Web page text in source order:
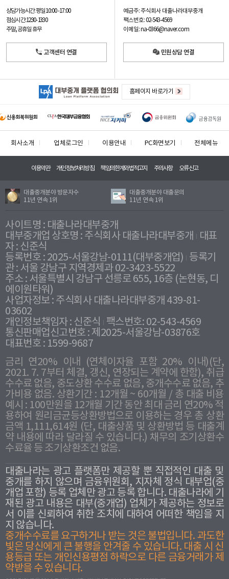
상담가능시간: 평일10:00 -17:00
점심시간: 12:30 - 13:30
주말, 공휴일 휴무
고객센터 연결
예금주: 주식회사 대출나라대부중개
팩스번호: 02-543-4569
이메일: na-0366@naver.com
민원상담 연결
홈페이지 바로가기
회사소개 업체로그인 이용안내 PC화면보기 전체메뉴
이용약관 개인정보처리방침 책임의한계와법적고지 주의사항 오류신고
대출중개분야 방문자수
11년 연속 1위
대출중개분야 대출문의
11년 연속 1위
사이트명 : 대출나라대부중개
대부중개업 상호명 : 주식회사 대출나라대부중개
대표
자 : 신준식
등록번호 : 2025-서울강남-0111(대부중개업) 등록기
관 : 서울 강남구 지역경제과 02-3423-5522
주소 : 서울특별시 강남구 선릉로 655, 16층 (논현동, 디
에이원타워)
사업자정보 : 주식회사 대출나라대부중개 439-81-
03602
개인정보책임자 : 신준식
팩스번호: 02-543-4569
통신판매업신고번호 : 제2025-서울강남-03876호
대표번호 : 1599-9687
금리 연20% 이내 (연체이자율 포함 20% 이내)(단,
2021. 7. 7부터 체결, 갱신, 연장되는 계약에 한함), 취급
수수료 없음, 중도상환 수수료 없음, 중개수수료 없음, 추
가비용 없음. 상환기간 : 12개월 ~ 60개월 / 총 대출 비용
예시 : 100만원을 12개월 기간 동안 최대 금리 연20% 적
용하여 원리금균등상환방법으로 이용하는 경우 총 상환
금액 1,111,614원 (단, 대출상품 및 상환방법 등 대출계
약 내용에 따라 달라질 수 있습니다.) 채무의 조기상환수
수료율 등 조기상환조건 없음.
대출나라는 광고 플랫폼만 제공할 뿐 직접적인 대출 및
중개를 하지 않으며 금융위원회, 지자체 정식 대부업(중
개업 포함) 등록 업체만 광고 등록 합니다. 대출나라에 기
재된 광고 내용은 대부(중개업) 업체가 제공하는 정보로
서 이를 신뢰하여 취한 조치에 대하여 어떠한 책임을 지
지 않습니다.
중개수수료를 요구하거나 받는 것은 불법입니다. 과도한
빛은 당신에게 큰 불행을 안겨줄 수 있습니다. 대출 시 신
용등급 또는 개인신용평점 하락으로 다른 금융거래가 제
약받을 수 있습니다.